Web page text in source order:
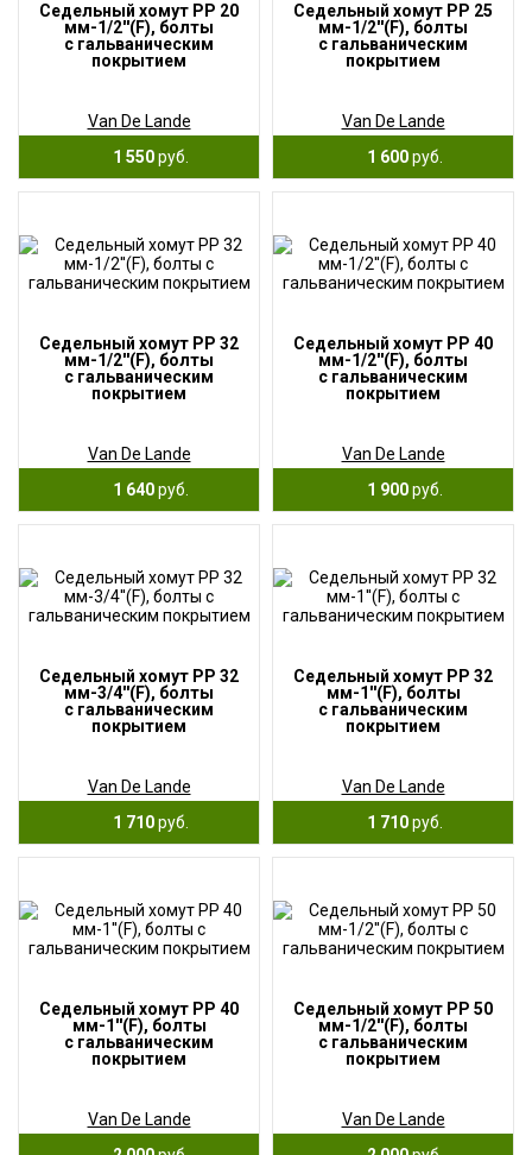
Седельный хомут PP 20
мм-1/2''(F), болты
с гальваническим
покрытием
Van De Lande
1 550руб.
Седельный хомут PP 25
мм-1/2''(F), болты
с гальваническим
покрытием
Van De Lande
1 600руб.
Седельный хомут PP 32
мм-1/2''(F), болты
с гальваническим
покрытием
Van De Lande
1 640руб.
Седельный хомут PP 40
мм-1/2''(F), болты
с гальваническим
покрытием
Van De Lande
1 900руб.
Седельный хомут PP 32
мм-3/4''(F), болты
с гальваническим
покрытием
Van De Lande
1 710руб.
Седельный хомут PP 32
мм-1''(F), болты
с гальваническим
покрытием
Van De Lande
1 710руб.
Седельный хомут PP 40
мм-1''(F), болты
с гальваническим
покрытием
Van De Lande
Седельный хомут PP 50
мм-1/2''(F), болты
с гальваническим
покрытием
Van De Lande